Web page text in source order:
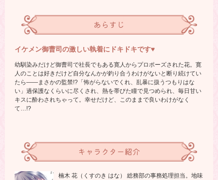
あらすじ
イケメン御曹司の激しい執着にドキドキです♥
幼馴染みだけど御曹司で社長でもある寛人からプロポーズされた花。寛
人のことは好きだけど自分なんかが釣り合うわけがないと断り続けてい
たら――まさかの監禁!?「怖がらないでくれ、乱暴に扱うつもりはな
い」過保護なくらいに尽くされ、熱を帯びた瞳で見つめられ、毎日甘い
キスに酔わされちゃって。幸せだけど、このままで良いわけがなく
て…!?
キャラクター紹介
楠木 花（くすのき はな） 総務部の事務処理担当。地味